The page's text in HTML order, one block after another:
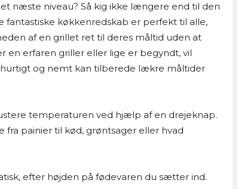
næste niveau? Så kig ikke længere end til den
fantastiske køkkenredskab er perfekt til alle,
af en grillet ret til deres måltid uden at
en erfaren griller eller lige er begyndt, vil
og nemt kan tilberede lækre måltider
temperaturen ved hjælp af en drejeknap.
painier til kød, grøntsager eller hvad
efter højden på fødevaren du sætter ind.